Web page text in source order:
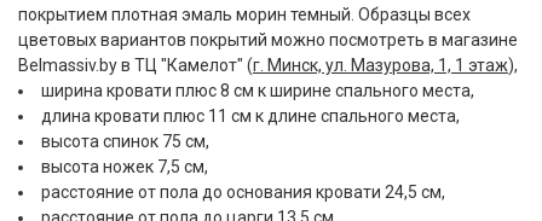
покрытием плотная эмаль морин темный. Образцы всех
цветовых вариантов покрытий можно посмотреть в магазине
Belmassiv.by в ТЦ "Камелот" (г. Минск, ул. Мазурова, 1, 1 этаж),
ширина кровати плюс 8 см к ширине спального места,
длина кровати плюс 11 см к длине спального места,
высота спинок 75 см,
высота ножек 7,5 см,
расстояние от пола до основания кровати 24,5 см,
расстояние от пола до царги 13,5 см,